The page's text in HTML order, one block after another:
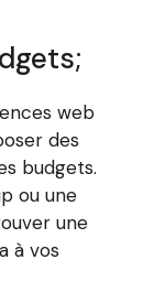
web
des
budgets.
ou une
une
à vos